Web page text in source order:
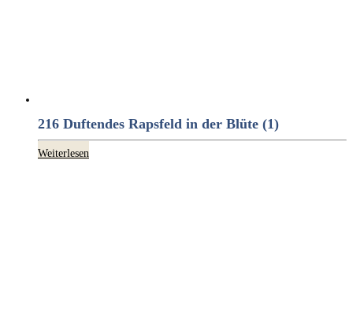
216 Duftendes Rapsfeld in der Blüte (1)
Weiterlesen